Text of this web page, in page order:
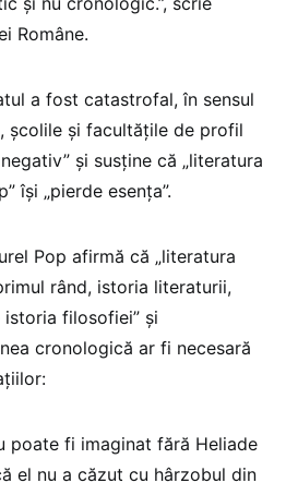
Române.
a fost catastrofal, în sensul
școlile și facultățile de profil
și susține că „literatura
își „pierde esența”.
Pop afirmă că „literatura
rând, istoria literaturii,
filosofiei” și
cronologică ar fi necesară
poate fi imaginat fără Heliade
el nu a căzut cu hârzobul din